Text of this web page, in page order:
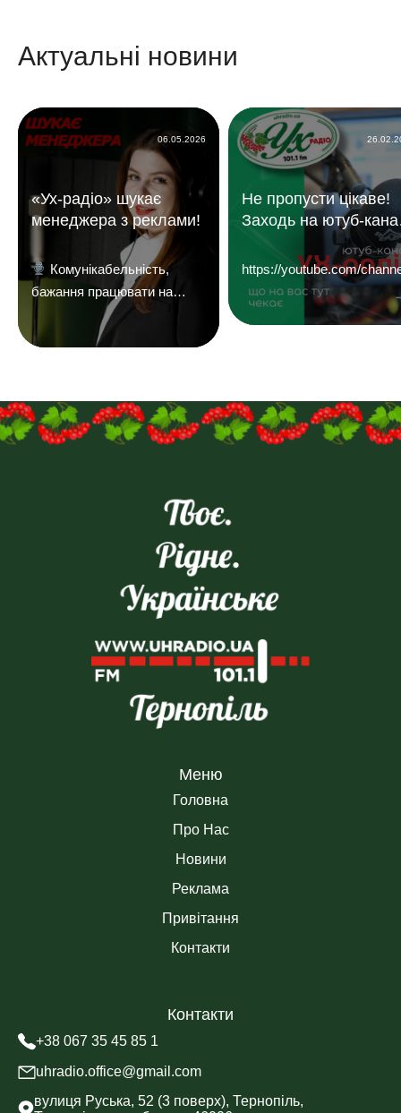
Актуальні новини
«Ух-радіо» шукає
менеджера з реклами!
Комунікабельність,
бажання працювати на
результат і досвід у
продажах — плюс.
пошту:uhreklama1@gmail.com
06.05.2026
Не пропусти цікаве!
Заходь на ютуб-
«УХ Радіо 101,1 фм»
https://youtube.com/
Меню
Головна
Про Нас
Новини
Реклама
Привітання
Контакти
Контакти
+38 067 35 45 85 1
uhradio.office@gmail.com
вулиця Руська, 52 (3 поверх), Тернопіль,